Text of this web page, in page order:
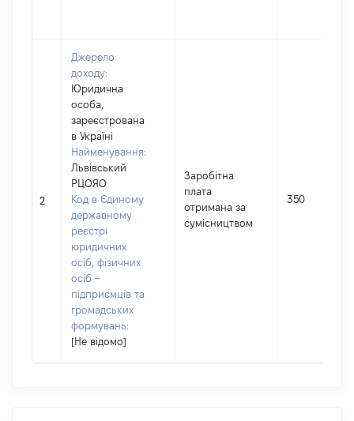
2
Джерело
доходу:
Юридична
особа,
зареєстрована
в Україні
Найменування:
Львівський
РЦОЯО
Код в Єдиному
державному
реєстрі
юридичних
осіб, фізичних
осіб –
підприємців та
громадських
формувань:
[Не відомо]
Заробітна
плата
отримана за
сумісництвом
350